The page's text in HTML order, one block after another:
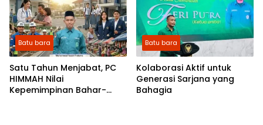
Batu bara
​Satu Tahun Menjabat, PC
HIMMAH Nilai
Kepemimpinan Bahar-
Batu bara
Kolaborasi Aktif untuk
Generasi Sarjana yang
Bahagia